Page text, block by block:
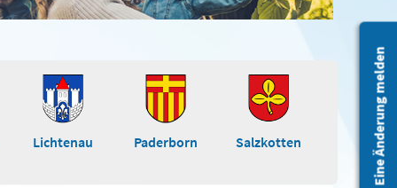
Eine Änderung melden
Lichtenau Paderborn Salzkotten